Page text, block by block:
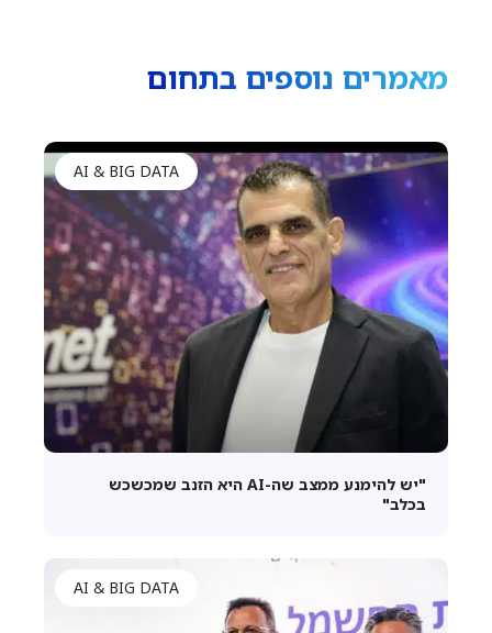
מאמרים נוספים בתחום
AI & BIG DATA
"יש להימנע ממצב שה-AI היא הזנב שמכשכש
בכלב"
AI & BIG DATA